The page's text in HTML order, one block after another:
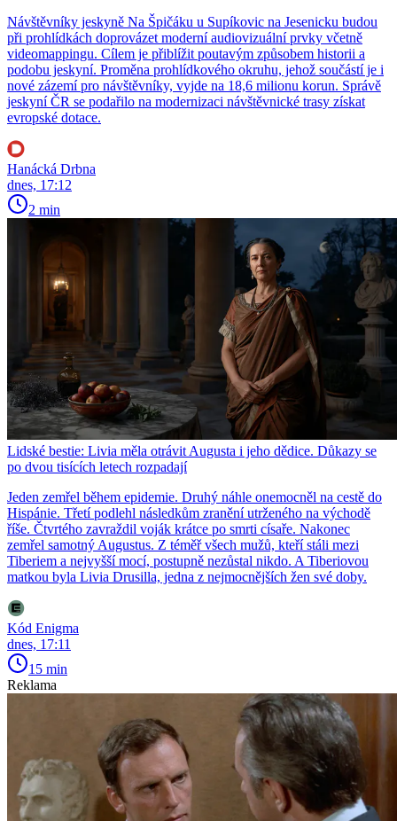
Návštěvníky jeskyně Na Špičáku u Supíkovic na Jesenicku budou
při prohlídkách doprovázet moderní audiovizuální prvky včetně
videomappingu. Cílem je přiblížit poutavým způsobem historii a
podobu jeskyní. Proměna prohlídkového okruhu, jehož součástí je i
nové zázemí pro návštěvníky, vyjde na 18,6 milionu korun. Správě
jeskyní ČR se podařilo na modernizaci návštěvnické trasy získat
evropské dotace.
Hanácká Drbna
dnes, 17:12
2 min
Lidské bestie: Livia měla otrávit Augusta i jeho dědice. Důkazy se
po dvou tisících letech rozpadají
Jeden zemřel během epidemie. Druhý náhle onemocněl na cestě do
Hispánie. Třetí podlehl následkům zranění utrženého na východě
říše. Čtvrtého zavraždil voják krátce po smrti císaře. Nakonec
zemřel samotný Augustus. Z téměř všech mužů, kteří stáli mezi
Tiberiem a nejvyšší mocí, postupně nezůstal nikdo. A Tiberiovou
matkou byla Livia Drusilla, jedna z nejmocnějších žen své doby.
Kód Enigma
dnes, 17:11
15 min
Reklama